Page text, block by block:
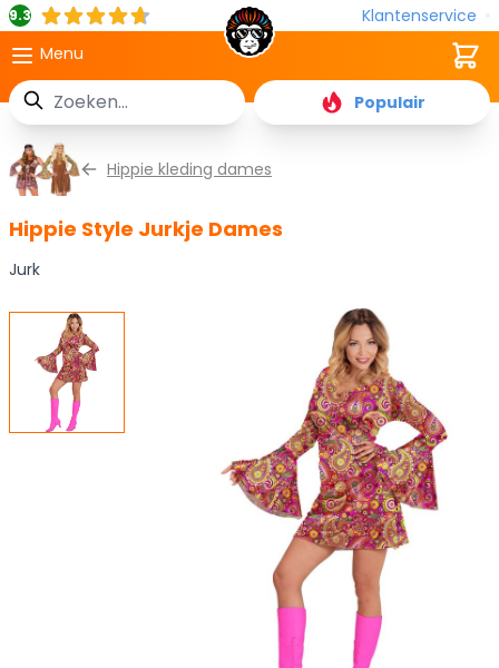
9.3
Klantenservice
Menu
Zoek
Populair
Cart
Hippie kleding dames
Hippie Style Jurkje Dames
Jurk